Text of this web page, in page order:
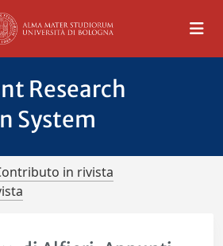
Research
System
in rivista